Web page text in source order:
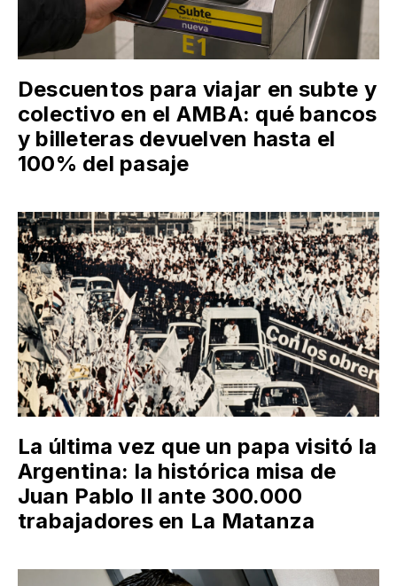
Descuentos para viajar en subte y
colectivo en el AMBA: qué bancos
y billeteras devuelven hasta el
100% del pasaje
La última vez que un papa visitó la
Argentina: la histórica misa de
Juan Pablo II ante 300.000
trabajadores en La Matanza